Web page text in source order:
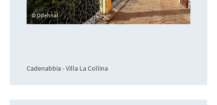
Odehnal
Cadenabbia - Villa La Collina